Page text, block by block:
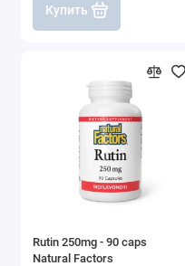
Купить
Rutin 250mg - 90 caps
Natural Factors